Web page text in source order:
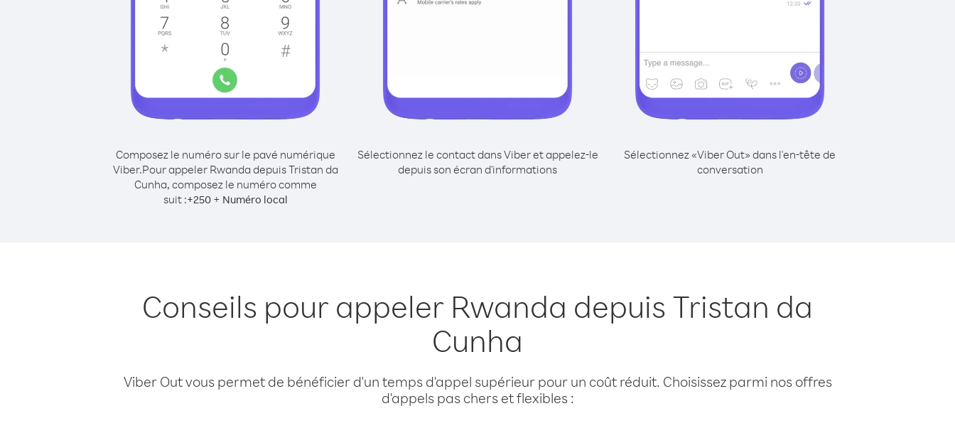
Composez le numéro sur le pavé numérique
Viber.Pour appeler Rwanda depuis Tristan da
Cunha, composez le numéro comme
suit :+250+ Numéro local
Sélectionnez le contact dans Viber et appelez-le
depuis son écran d'informations
Sélectionnez «Viber Out» dans l'en-tête de
conversation
Conseils pour appeler Rwanda depuis Tristan da
Cunha
Viber Out vous permet de bénéficier d'un temps d'appel supérieur pour un coût réduit. Choisissez parmi nos offres
d'appels pas chers et flexibles :